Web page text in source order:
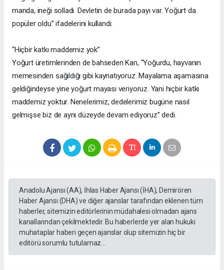
manda, ineği solladı. Devletin de burada payı var. Yoğurt da
popüler oldu” ifadelerini kullandı.
“Hiçbir katkı maddemiz yok”
Yoğurt üretimlerinden de bahseden Kan, “Yoğurdu, hayvanın
memesinden sağıldığı gibi kaynatıyoruz. Mayalama aşamasına
geldiğindeyse yine yoğurt mayası veriyoruz. Yani hiçbir katkı
maddemiz yoktur. Nenelerimiz, dedelerimiz bugüne nasıl
gelmişse biz de aynı düzeyde devam ediyoruz” dedi.
Anadolu Ajansı (AA), İhlas Haber Ajansı (İHA), Demirören
Haber Ajansı (DHA) ve diğer ajanslar tarafından eklenen tüm
haberler, sitemizin editörlerinin müdahalesi olmadan ajans
kanallarından çekilmektedir. Bu haberlerde yer alan hukuki
muhataplar haberi geçen ajanslar olup sitemizin hiç bir
editörü sorumlu tutulamaz...